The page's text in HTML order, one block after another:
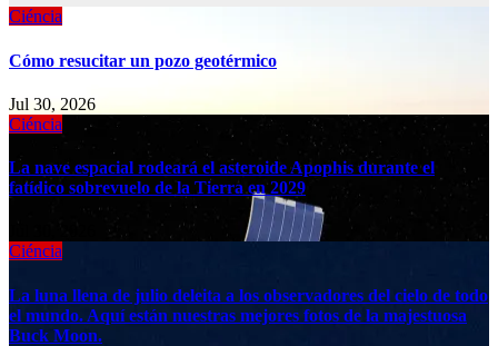
Ciéncia
Cómo resucitar un pozo geotérmico
Jul 30, 2026
Ciéncia
La nave espacial rodeará el asteroide Apophis durante el
fatídico sobrevuelo de la Tierra en 2029
Ciéncia
La luna llena de julio deleita a los observadores del cielo de todo
el mundo. Aquí están nuestras mejores fotos de la majestuosa
Buck Moon.